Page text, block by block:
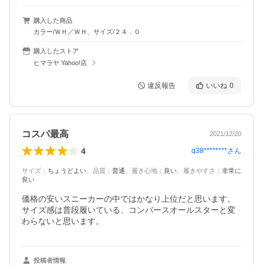
購入した商品
カラー/ＷＨ／ＷＨ、サイズ/２４．０
購入したストア
ヒマラヤ Yahoo!店
違反報告 いいね 0
コスパ最高 2021/12/20
4 q38********さん
サイズ ： ちょうどよい 品質 ： 普通 履き心地 ： 良い 履きやすさ ： 非常に
良い
価格の安いスニーカーの中ではかなり上位だと思います。
サイズ感は普段履いている、コンバースオールスターと変
わらないと思います。
投稿者情報